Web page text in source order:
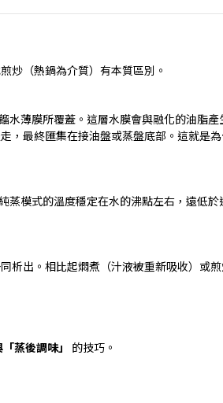
炒（熱鍋為介質）有本質區別。
薄膜所覆蓋。這層水膜會與融化的油脂產
，最終匯集在接油盤或蒸盤底部。這就是
模式的溫度穩定在水的沸點左右，遠低
析出。相比起燜煮（汁液被重新吸收）或
蒸後調味」 的技巧。